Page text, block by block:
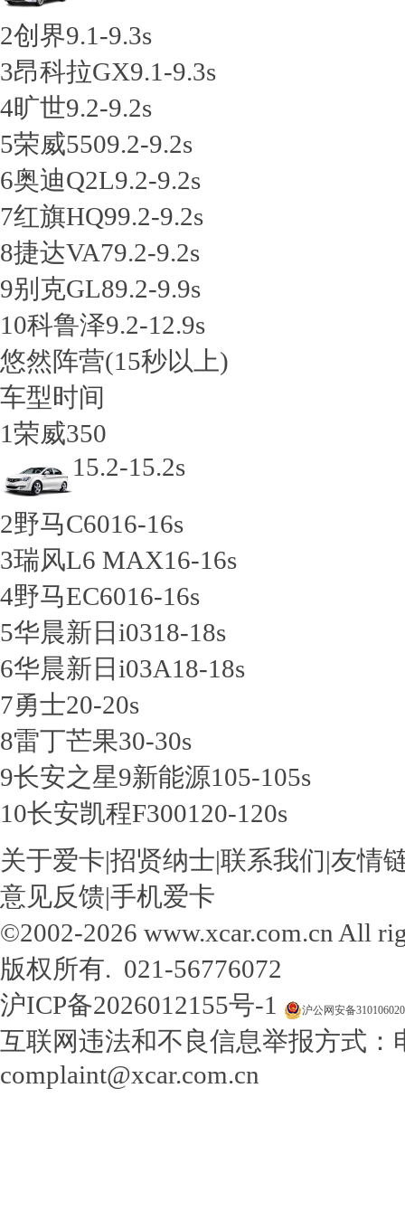
2创界9.1-9.3s
3昂科拉GX9.1-9.3s
4旷世9.2-9.2s
5荣威5509.2-9.2s
6奥迪Q2L9.2-9.2s
7红旗HQ99.2-9.2s
8捷达VA79.2-9.2s
9别克GL89.2-9.9s
10科鲁泽9.2-12.9s
悠然阵营(15秒以上)
车型时间
1荣威350
15.2-15.2s
2野马C6016-16s
3瑞风L6 MAX16-16s
4野马EC6016-16s
5华晨新日i0318-18s
6华晨新日i03A18-18s
7勇士20-20s
8雷丁芒果30-30s
9长安之星9新能源105-105s
10长安凯程F300120-120s
关于爱卡|招贤纳士|联系我们|友情
意见反馈|手机爱卡
©2002-2026 www.xcar.com.cn All
版权所有. 021-56776072
沪ICP备2026012155号-1
沪公网安备
互联网违法和不良信息举报方式：
complaint@xcar.com.cn